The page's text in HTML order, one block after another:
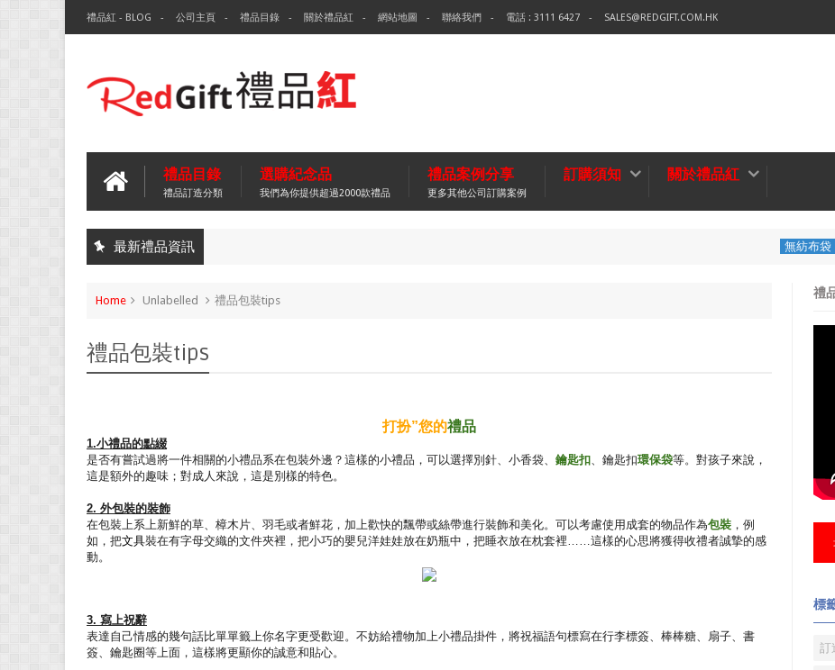
禮品紅 - BLOG 公司主頁 禮品目錄 關於禮品紅 網站地圖 聯絡我們 電話 : 3111 6427 SALES@REDGIFT.COM.HK
禮品目錄
禮品訂造分類
選購紀念品
我們為你提供超過2000款禮品
禮品案例分享
更多其他公司訂購案例
訂購須知 關於禮品紅
最新禮品資訊 環保袋-Tech
Home Unlabelled 禮品包裝tips
禮品包裝tips
打扮”您的禮品
1.小禮品的點綴
是否有嘗試過將一件相關的小禮品系在包裝外邊？這樣的小禮品，可以選擇別針、小香袋、 鑰匙扣、鑰匙扣環保袋等。對孩子來說，
這是額外的趣味；對成人來說，這是別樣的特色。
2. 外包裝的裝飾
在包裝上系上新鮮的草、樟木片、羽毛或者鮮花，加上歡快的飄帶或絲帶進行裝飾和美化。可以考慮使用成套的物品作為包裝 ，例
如，把文具裝在有字母交織的文件夾裡，把小巧的嬰兒洋娃娃放在奶瓶中，把睡衣放在枕套裡……這樣的心思將獲得收禮者誠摯的感
動。
3. 寫上祝辭
表達自己情感的幾句話比單單籤上你名字更受歡迎。不妨給禮物加上小禮品掛件，將祝福語句標寫在行李標簽、棒棒糖、扇子、書
簽、鑰匙圈等上面，這樣將更顯你的誠意和貼心。
禮
標
訂